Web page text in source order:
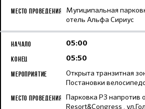
Мугиципальная
отель Альфа Сириус
05:00
05:50
Открыта транзитная
Постановки
Парковка Р3 напротив
Resort&Congress ,